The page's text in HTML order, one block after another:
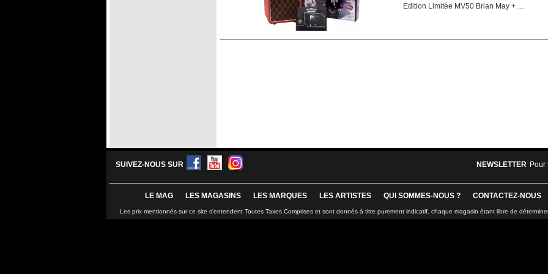
Edition Limitée MV50 Brian May + …
SUIVEZ-NOUS SUR NEWSLETTER Pour
LE MAG LES MAGASINS LES MARQUES LES ARTISTES QUI SOMMES-NOUS ? CONTACTEZ-NOUS
Les prix mentionnés sur ce site s'entendent Toutes Taxes Comprises et sont donnés à titre purement indicatif, chaque magasin étant libre de